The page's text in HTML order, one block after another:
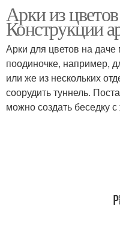
Арки из
Конструкции
Арки для цветов на даче
поодиночке, например,
или же из нескольких
соорудить туннель.
можно создать беседку